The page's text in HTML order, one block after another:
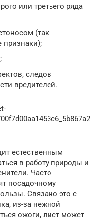
или третьего ряда
(так
признаки);
следов
вредителей.
естественным
в работу природы и
Часто
посадочному
Связано это с
из-за нежной
ожоги, лист может